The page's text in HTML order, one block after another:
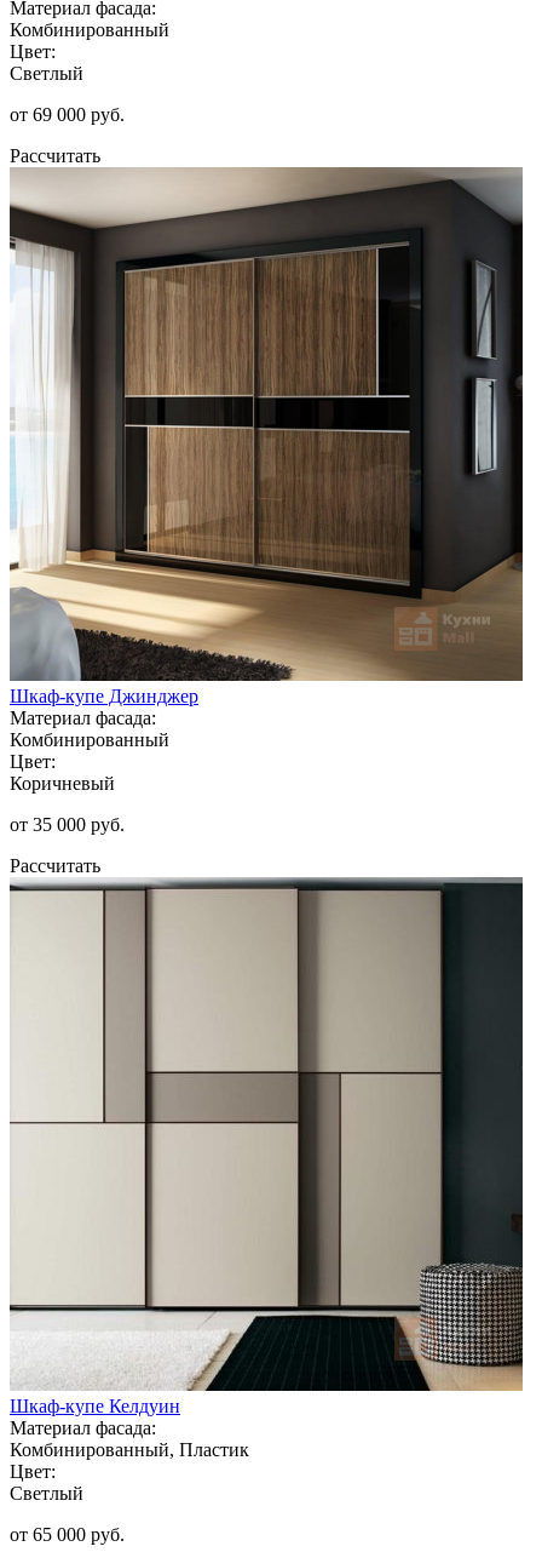
Материал фасада:
Комбинированный
Цвет:
Светлый
от 69 000 руб.
Рассчитать
Шкаф-купе Джинджер
Материал фасада:
Комбинированный
Цвет:
Коричневый
от 35 000 руб.
Рассчитать
Шкаф-купе Келдуин
Материал фасада:
Комбинированный, Пластик
Цвет:
Светлый
от 65 000 руб.